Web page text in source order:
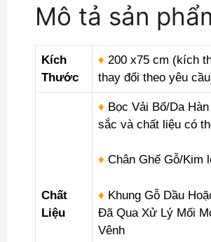
Mô tả sản
Kích
Thước
♦ 200 x75 cm (kích
thay đổi theo yêu
Chất
Liệu
♦ Bọc Vải Bố/Da
sắc và chất liệu có
♦ Chân Ghế Gỗ/Kim
♦ Khung Gỗ Dầu
Đã Qua Xử Lý Mối
Vênh